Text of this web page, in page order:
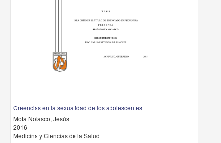
Creencias en la sexualidad de los adolescentes
Mota Nolasco, Jesús
2016
Medicina y Ciencias de la Salud